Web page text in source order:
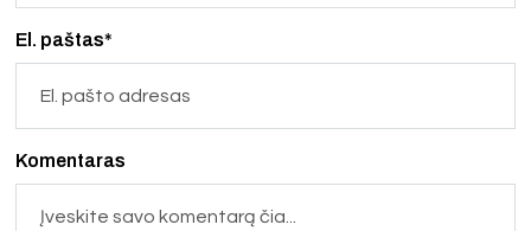
El. paštas*
Komentaras